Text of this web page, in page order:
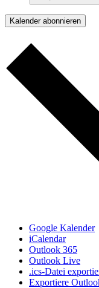
Kalender abonnieren
Google Kalender
iCalendar
Outlook 365
Outlook Live
.ics-Datei
Exportiere